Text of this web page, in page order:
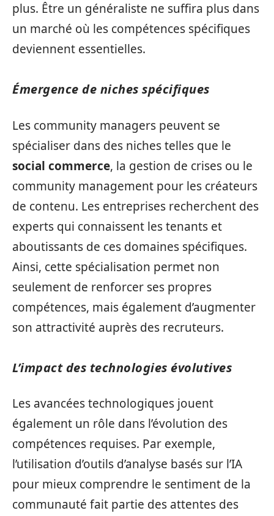
plus. Être un généraliste ne suffira plus dans
un marché où les compétences spécifiques
deviennent essentielles.
Émergence de niches spécifiques
Les community managers peuvent se
spécialiser dans des niches telles que le
social commerce, la gestion de crises ou le
community management pour les créateurs
de contenu. Les entreprises recherchent des
experts qui connaissent les tenants et
aboutissants de ces domaines spécifiques.
Ainsi, cette spécialisation permet non
seulement de renforcer ses propres
compétences, mais également d’augmenter
son attractivité auprès des recruteurs.
L’impact des technologies évolutives
Les avancées technologiques jouent
également un rôle dans l’évolution des
compétences requises. Par exemple,
l’utilisation d’outils d’analyse basés sur l’IA
pour mieux comprendre le sentiment de la
communauté fait partie des attentes des